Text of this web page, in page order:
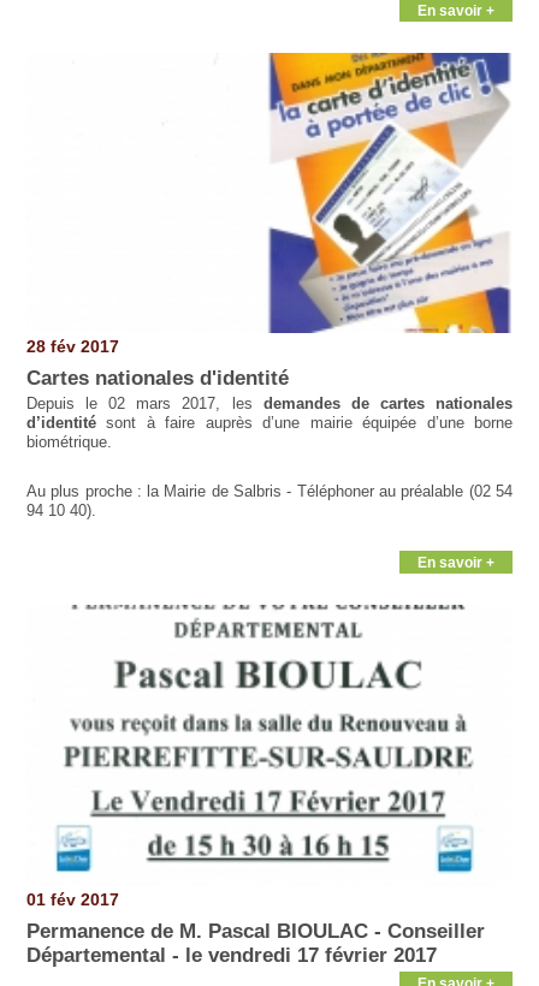
En savoir +
28 fév 2017
Cartes nationales d'identité
Depuis le 02 mars 2017, les demandes de cartes nationales
d’identitésont à faire auprès d’une mairie équipée d’une borne
biométrique.
Au plus proche : la Mairie de Salbris - Téléphoner au préalable (02 54
94 10 40).
En savoir +
01 fév 2017
Permanence de M. Pascal BIOULAC - Conseiller
Départemental - le vendredi 17 février 2017